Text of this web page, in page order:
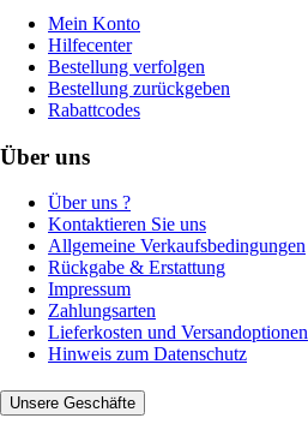
Mein Konto
Hilfecenter
Bestellung verfolgen
Bestellung zurückgeben
Rabattcodes
Über uns
Über uns ?
Kontaktieren Sie uns
Allgemeine Verkaufsbedingungen
Rückgabe & Erstattung
Impressum
Zahlungsarten
Lieferkosten und Versandoptionen
Hinweis zum Datenschutz
Unsere Geschäfte